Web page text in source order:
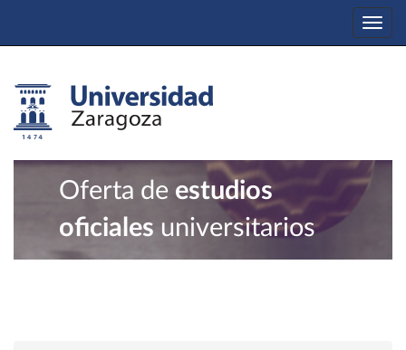
Oferta de estudios
oficiales universitarios